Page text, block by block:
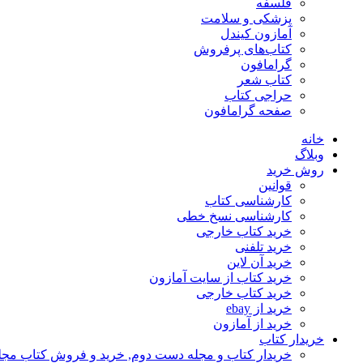
فلسفه
پزشکی و سلامت
آمازون کیندل
کتاب‌های پرفروش
گرامافون
کتاب شعر
حراجی کتاب
صفحه گرامافون
خانه
وبلاگ
روش خرید
قوانین
کارشناسی کتاب
کارشناسی نسخ خطی
خرید کتاب خارجی
خرید تلفنی
خرید آن لاین
خرید کتاب از سایت آمازون
خرید کتاب خارجی
خرید از ebay
خرید از آمازون
خریدار کتاب
خریدار کتاب و مجله دست دوم, خرید و فروش کتاب